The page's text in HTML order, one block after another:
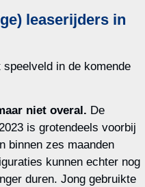
leaserijders in
in de komende
niet overal. De
is grotendeels voorbij
binnen zes maanden
kunnen echter nog
duren. Jong gebruikte